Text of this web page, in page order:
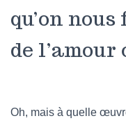
qu’on
de
Oh, mais à quelle